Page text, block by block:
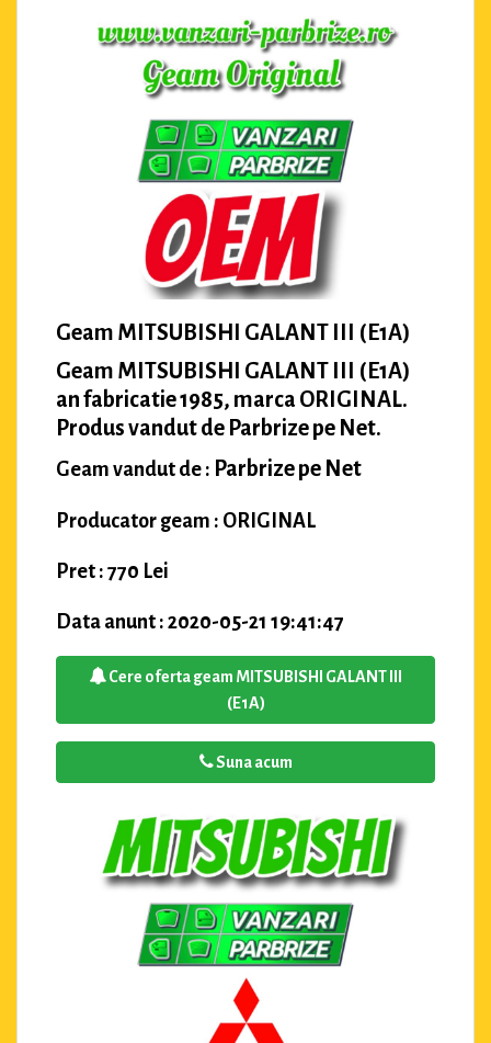
Geam MITSUBISHI GALANT III (E1A)
Geam MITSUBISHI GALANT III (E1A)
an fabricatie 1985, marca ORIGINAL.
Produs vandut de Parbrize pe Net.
Geam vandut de : Parbrize pe Net
Producator geam : ORIGINAL
Pret : 770 Lei
Data anunt : 2020-05-21 19:41:47
Cere oferta geam MITSUBISHI GALANT III
(E1A)
Suna acum